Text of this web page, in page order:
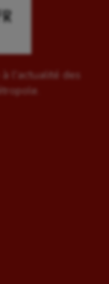
l'actualité des